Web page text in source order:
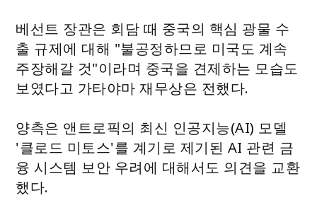
베선트 장관은 회담 때 중국의 핵심 광물 수
출 규제에 대해 "불공정하므로 미국도 계속
주장해갈 것"이라며 중국을 견제하는 모습도
보였다고 가타야마 재무상은 전했다.
양측은 앤트로픽의 최신 인공지능(AI) 모델
'클로드 미토스'를 계기로 제기된 AI 관련 금
융 시스템 보안 우려에 대해서도 의견을 교환
했다.